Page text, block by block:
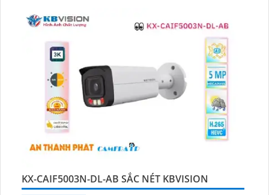
KX-CAIF5003N-DL-AB SẮC NÉT KBVISION